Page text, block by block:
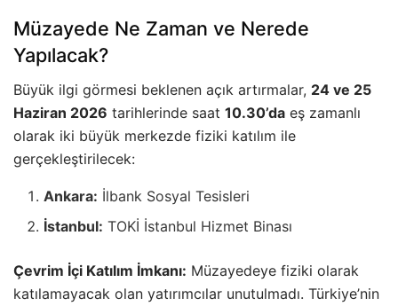
Müzayede Ne Zaman ve Nerede
Yapılacak?
Büyük ilgi görmesi beklenen açık artırmalar, 24 ve 25
Haziran 2026 tarihlerinde saat 10.30’da eş zamanlı
olarak iki büyük merkezde fiziki katılım ile
gerçekleştirilecek:
Ankara: İlbank Sosyal Tesisleri
İstanbul: TOKİ İstanbul Hizmet Binası
Çevrim İçi Katılım İmkanı: Müzayedeye fiziki olarak
katılamayacak olan yatırımcılar unutulmadı. Türkiye’nin